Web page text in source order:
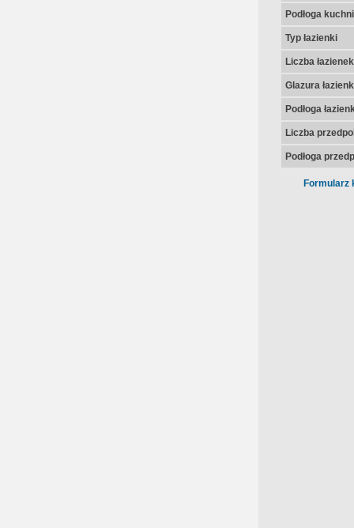
Podłoga kuchni
Typ łazienki
Liczba łazienek
Glazura
Podłoga
Liczba
Podłoga
Formularz